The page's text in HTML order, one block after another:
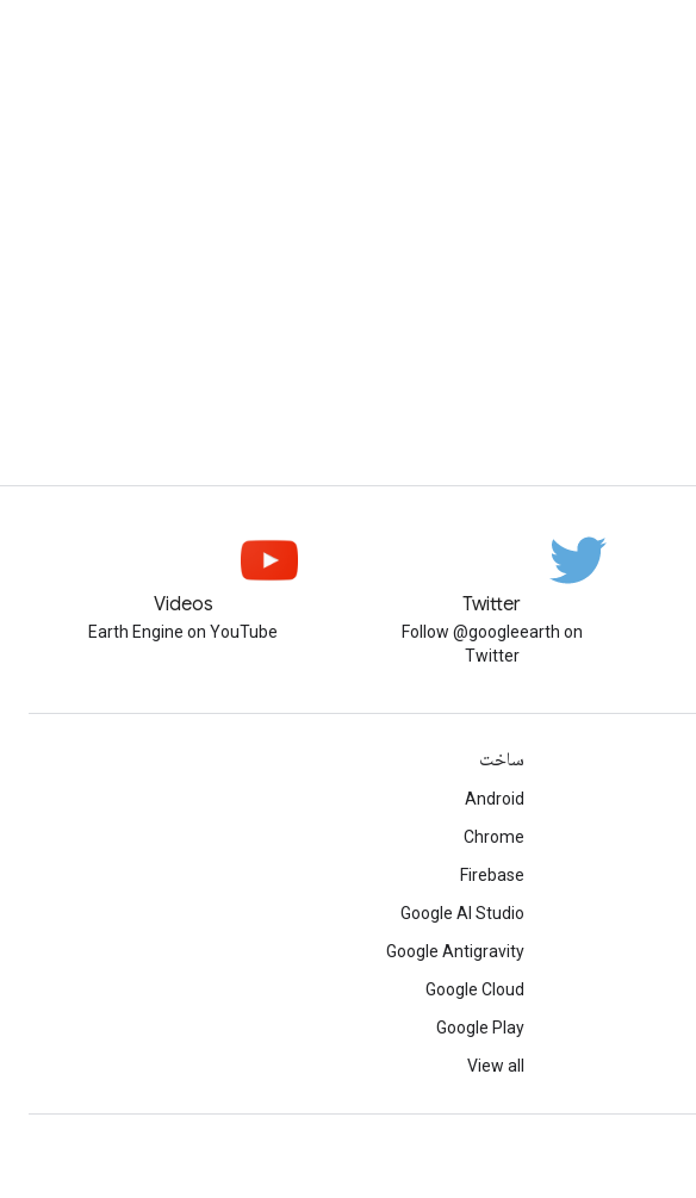
Twitter
Follow @googleearth on
Twitter
Videos
Earth Engine on YouTube
ساخت
Android
Chrome
Firebase
Google AI Studio
Google Antigravity
Google Cloud
Google Play
View all